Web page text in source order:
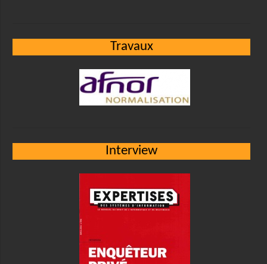
Travaux
Interview